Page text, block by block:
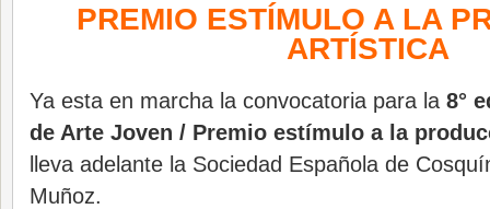
PREMIO ESTÍMULO A LA
ARTÍSTICA
Ya esta en marcha la convocatoria para la 8°
de Arte Joven / Premio estímulo a la
lleva adelante la Sociedad Española de
Muñoz.